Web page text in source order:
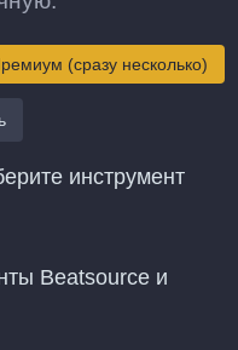
(сразу несколько)
инструмент
Beatsource и